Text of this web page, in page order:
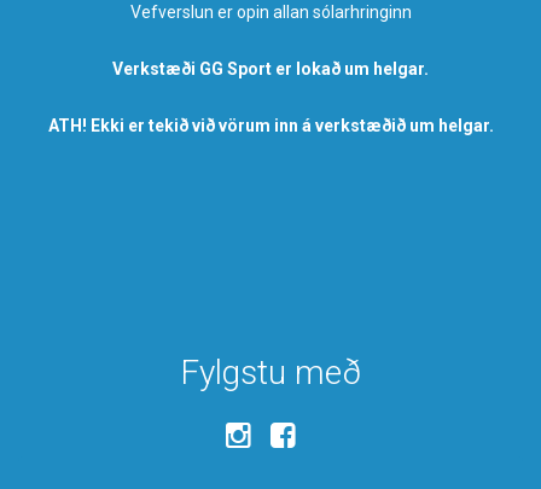
Vefverslun er opin allan sólarhringinn
Verkstæði GG Sport er lokað um helgar.
ATH! Ekki er tekið við vörum inn á verkstæðið um helgar.
Fylgstu með